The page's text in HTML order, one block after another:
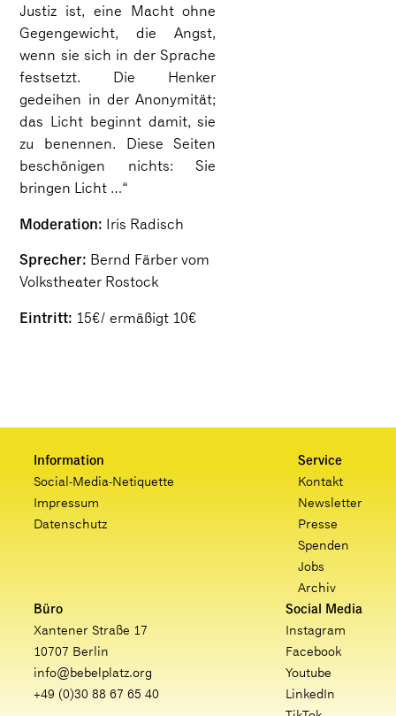
Justiz ist, eine Macht ohne
Gegengewicht, die Angst,
wenn sie sich in der Sprache
festsetzt. Die Henker
gedeihen in der Anonymität;
das Licht beginnt damit, sie
zu benennen. Diese Seiten
beschönigen nichts: Sie
bringen Licht …“
Moderation: Iris Radisch
Sprecher: Bernd Färber vom
Volkstheater Rostock
Eintritt: 15€/ ermäßigt 10€
Information
Social-Media-Netiquette
Impressum
Datenschutz
Service
Kontakt
Newsletter
Presse
Spenden
Jobs
Archiv
Büro
Xantener Straße 17
10707 Berlin
info@bebelplatz.org
+49 (0)30 88 67 65 40
Social Media
Instagram
Facebook
Youtube
LinkedIn